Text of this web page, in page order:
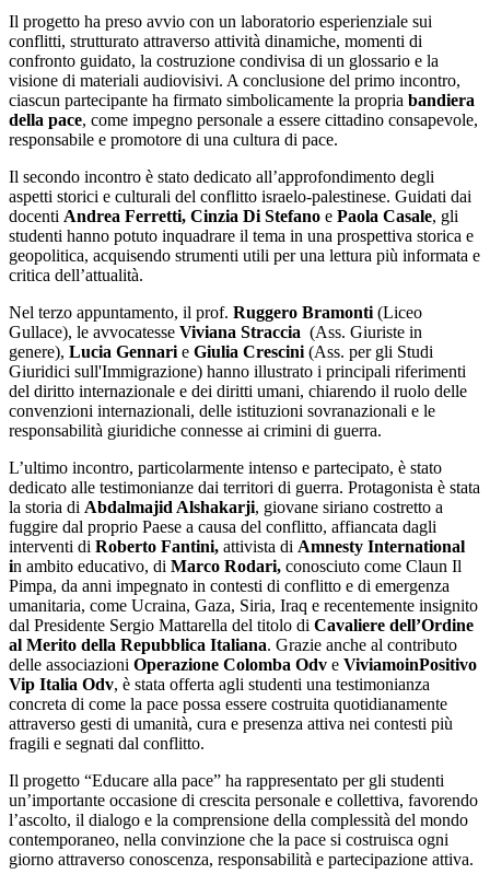
Il progetto ha preso avvio con un laboratorio esperienziale sui
conflitti, strutturato attraverso attività dinamiche, momenti di
confronto guidato, la costruzione condivisa di un glossario e la
visione di materiali audiovisivi. A conclusione del primo incontro,
ciascun partecipante ha firmato simbolicamente la propria bandiera
della pace, come impegno personale a essere cittadino consapevole,
responsabile e promotore di una cultura di pace.
Il secondo incontro è stato dedicato all’approfondimento degli
aspetti storici e culturali del conflitto israelo-palestinese. Guidati dai
docenti Andrea Ferretti, Cinzia Di Stefano e Paola Casale, gli
studenti hanno potuto inquadrare il tema in una prospettiva storica e
geopolitica, acquisendo strumenti utili per una lettura più informata e
critica dell’attualità.
Nel terzo appuntamento, il prof. Ruggero Bramonti (Liceo
Gullace), le avvocatesse Viviana Straccia (Ass. Giuriste in
genere), Lucia Gennari e Giulia Crescini (Ass. per gli Studi
Giuridici sull'Immigrazione) hanno illustrato i principali riferimenti
del diritto internazionale e dei diritti umani, chiarendo il ruolo delle
convenzioni internazionali, delle istituzioni sovranazionali e le
responsabilità giuridiche connesse ai crimini di guerra.
L’ultimo incontro, particolarmente intenso e partecipato, è stato
dedicato alle testimonianze dai territori di guerra. Protagonista è stata
la storia di Abdalmajid Alshakarji, giovane siriano costretto a
fuggire dal proprio Paese a causa del conflitto, affiancata dagli
interventi di Roberto Fantini, attivista di Amnesty International
in ambito educativo, di Marco Rodari, conosciuto come Claun Il
Pimpa, da anni impegnato in contesti di conflitto e di emergenza
umanitaria, come Ucraina, Gaza, Siria, Iraq e recentemente insignito
dal Presidente Sergio Mattarella del titolo di Cavaliere dell’Ordine
al Merito della Repubblica Italiana. Grazie anche al contributo
delle associazioni Operazione Colomba Odv e ViviamoinPositivo
Vip Italia Odv, è stata offerta agli studenti una testimonianza
concreta di come la pace possa essere costruita quotidianamente
attraverso gesti di umanità, cura e presenza attiva nei contesti più
fragili e segnati dal conflitto.
Il progetto “Educare alla pace” ha rappresentato per gli studenti
un’importante occasione di crescita personale e collettiva, favorendo
l’ascolto, il dialogo e la comprensione della complessità del mondo
contemporaneo, nella convinzione che la pace si costruisca ogni
giorno attraverso conoscenza, responsabilità e partecipazione attiva.